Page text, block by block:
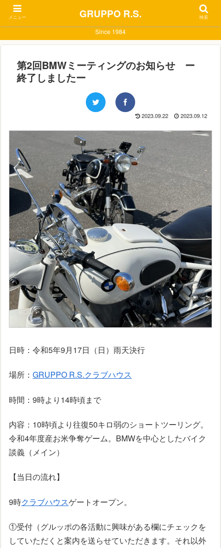
Since 1984
第2回BMWミーティングのお知らせ ー
終了しましたー
2023.09.22 2023.09.12
日時：令和5年9月17日（日）雨天決行
場所：GRUPPO R.S.クラブハウス
時間：9時より14時頃まで
内容：10時頃より往復50キロ弱のショートツーリング。
令和4年度産お米争奪ゲーム。BMWを中心としたバイク
談義（メイン）
【当日の流れ】
9時クラブハウスゲートオープン。
①受付（グルッポの各活動に興味がある欄にチェックを
していただくと案内を送らせていただきます。それ以外
メニュー GRUPPO R.S. 検索